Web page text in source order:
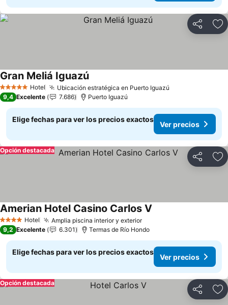
Compartir
5 Estrellas Hotel Ubicación estratégica en Puerto Iguazú
Gran Meliá Iguazú
9,4 Excelente 7.686 Puerto Iguazú
Elige fechas para ver los precios exactos
Ver precios
Compartir
Opción destacada
4 EstrellasHotel Amplia piscina interior y exterior
Amerian Hotel Casino Carlos V
9,2 Excelente 6.301 Termas de Río Hondo
Elige fechas para ver los precios exactos
Ver precios
Compartir
Opción destacada